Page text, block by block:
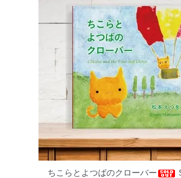
ちこらとよつばのクローバー